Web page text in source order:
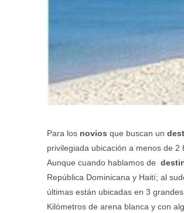
Para los novios que buscan un
privilegiada ubicación a menos de 2
Aunque cuando hablamos de
República Dominicana y Haití; al
últimas están ubicadas en 3
Kilómetros de arena blanca y con